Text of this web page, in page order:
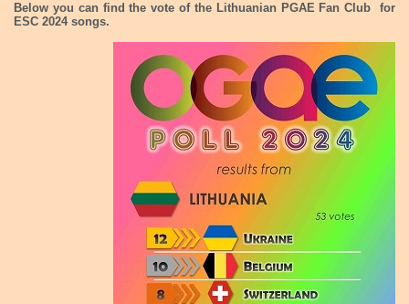
Below you can find the vote of the Lithuanian PGAE Fan Club for
ESC 2024 songs.